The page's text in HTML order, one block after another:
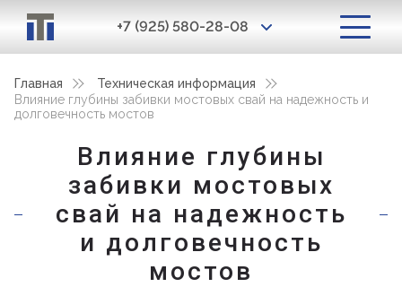
+7 (925) 580-28-08
Главная
Техническая информация
Влияние глубины забивки мостовых свай на надежность и
долговечность мостов
Влияние глубины
забивки мостовых
свай на надежность
и долговечность
мостов